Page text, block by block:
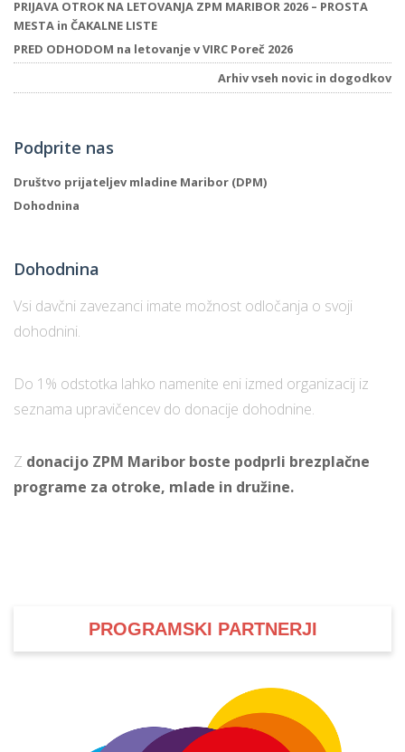
PRIJAVA OTROK NA LETOVANJA ZPM MARIBOR 2026 – PROSTA
MESTA in ČAKALNE LISTE
PRED ODHODOM na letovanje v VIRC Poreč 2026
Arhiv vseh novic in dogodkov
Podprite nas
Društvo prijateljev mladine Maribor (DPM)
Dohodnina
Dohodnina
Vsi davčni zavezanci imate možnost odločanja o svoji
dohodnini.
Do 1% odstotka lahko namenite eni izmed organizacij iz
seznama upravičencev do donacije dohodnine.
Z donacijo ZPM Maribor boste podprli brezplačne
programe za otroke, mlade in družine.
PROGRAMSKI PARTNERJI